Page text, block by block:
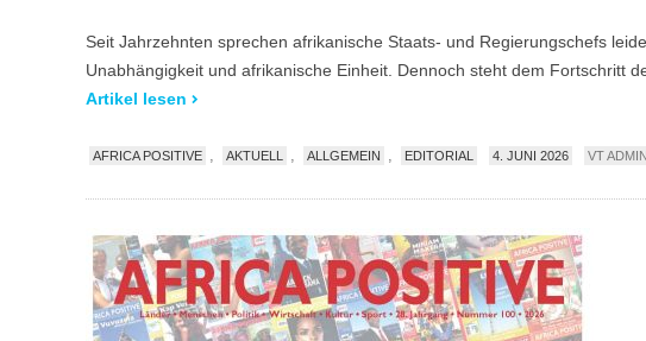
Seit Jahrzehnten sprechen afrikanische Staats- und Regierungschefs
Unabhängigkeit und afrikanische Einheit. Dennoch steht dem Fortschritt
Artikel lesen
AFRICA POSITIVE , AKTUELL , ALLGEMEIN , EDITORIAL 4. JUNI 2026 VT ADMIN